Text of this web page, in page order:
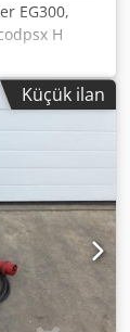
EG300,
H
60
kesim
tahta
Motor:
ile
mm
900 mm
ve baskı
Küçük ilan